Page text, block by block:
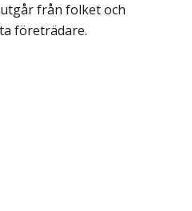
från folket och
företrädare.